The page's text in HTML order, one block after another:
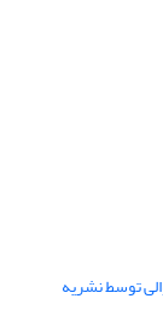
توسط نشریه